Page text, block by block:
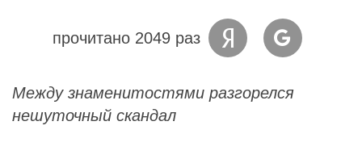
прочитано 2049 раз
Между знаменитостями разгорелся
нешуточный скандал